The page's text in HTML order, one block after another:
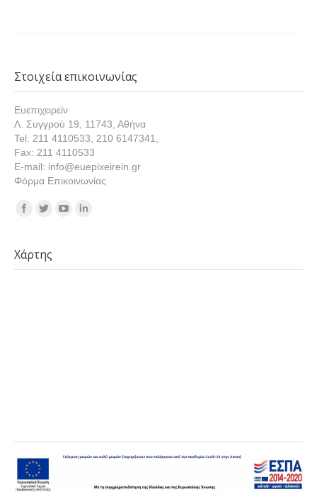
Στοιχεία επικοινωνίας
Ευεπιχειρείν
Λ. Συγγρού 19, 11743, Αθήνα
Tel: 211 4110533, 210 6147341,
Fax: 211 4110533
E-mail: info@euepixeirein.gr
Φόρμα Επικοινωνίας
Find us on:
Χάρτης